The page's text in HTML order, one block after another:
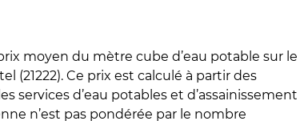
moyen du mètre cube d’eau potable sur le
(21222). Ce prix est calculé à partir des
services d’eau potables et d’assainissement
n’est pas pondérée par le nombre